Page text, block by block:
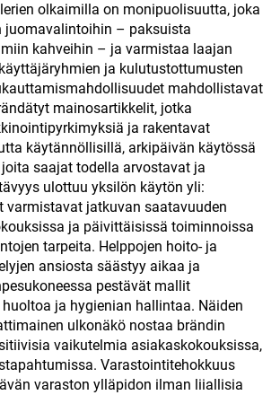
olkaimilla on monipuolisuutta, joka
juomavalintoihin – paksuista
kahveihin – ja varmistaa laajan
ja kulutustottumusten
mahdollistavat
mainosartikkelit, jotka
ja rakentavat
käytännöllisillä, arkipäivän käytössä
saajat todella arvostavat ja
ulottuu yksilön käytön yli:
varmistavat jatkuvan saatavuuden
ja päivittäisissä toiminnoissa
tarpeita. Helppojen hoito- ja
ansiosta säästyy aikaa ja
pestävät mallit
ja hygienian hallintaa. Näiden
ulkonäkö nostaa brändin
vaikutelmia asiakaskokouksissa,
Varastointitehokkuus
varaston ylläpidon ilman liiallisia